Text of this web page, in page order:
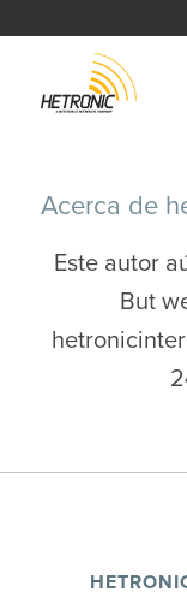
Acerca de
Este autor
But